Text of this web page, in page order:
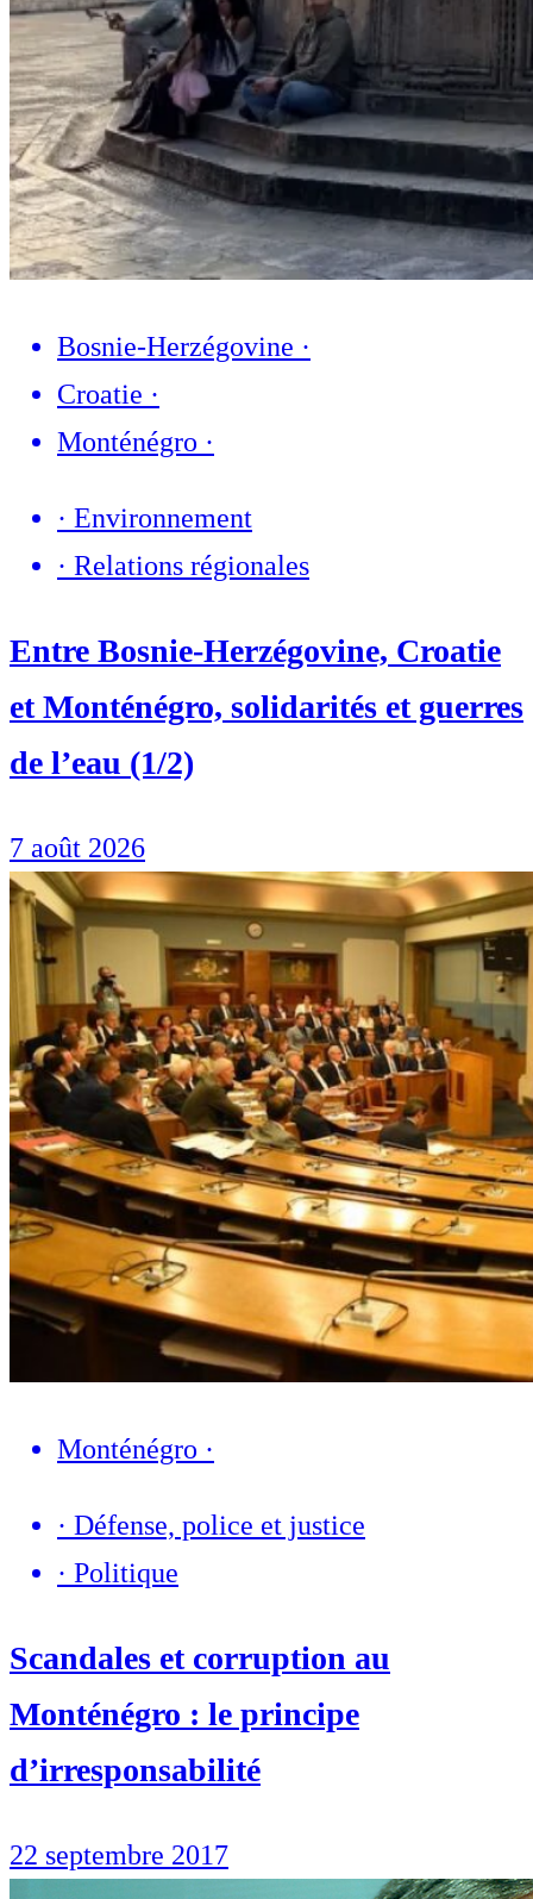
Bosnie-Herzégovine ·
Croatie ·
Monténégro ·
· Environnement
· Relations régionales
Entre Bosnie-Herzégovine, Croatie
et Monténégro, solidarités et guerres
de l’eau (1/2)
7 août 2026
Monténégro ·
· Défense, police et justice
· Politique
Scandales et corruption au
Monténégro : le principe
d’irresponsabilité
22 septembre 2017